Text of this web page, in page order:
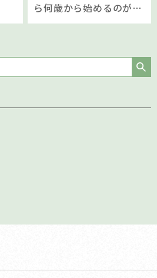
ら何歳から始めるのがベ
ストなの？ タイミング別